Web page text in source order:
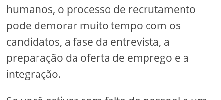
humanos, o processo de recrutamento
pode demorar muito tempo com os
candidatos, a fase da entrevista, a
preparação da oferta de emprego e a
integração.